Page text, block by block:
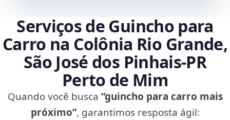
Serviços de Guincho para
Carro na Colônia Rio Grande,
São José dos Pinhais‑PR
Perto de Mim
Quando você busca “guincho para carro mais
próximo”, garantimos resposta ágil: